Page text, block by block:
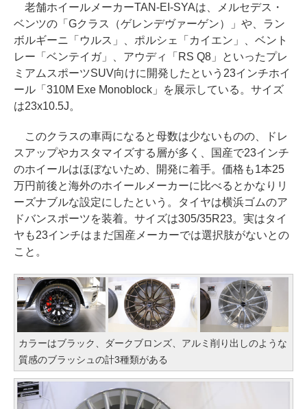
老舗ホイールメーカーTAN-EI-SYAは、メルセデス・
ベンツの「Gクラス（ゲレンデヴァーゲン）」や、ラン
ボルギーニ「ウルス」、ポルシェ「カイエン」、ベント
レー「ベンテイガ」、アウディ「RS Q8」といったプレ
ミアムスポーツSUV向けに開発したという23インチホイ
ール「310M Exe Monoblock」を展示している。サイズ
は23x10.5J。
このクラスの車両になると母数は少ないものの、ドレ
スアップやカスタマイズする層が多く、国産で23インチ
のホイールはほぼないため、開発に着手。価格も1本25
万円前後と海外のホイールメーカーに比べるとかなりリ
ーズナブルな設定にしたという。タイヤは横浜ゴムのア
ドバンスポーツを装着。サイズは305/35R23。実はタイ
ヤも23インチはまだ国産メーカーでは選択肢がないとの
こと。
カラーはブラック、ダークブロンズ、アルミ削り出しのような
質感のブラッシュの計3種類がある